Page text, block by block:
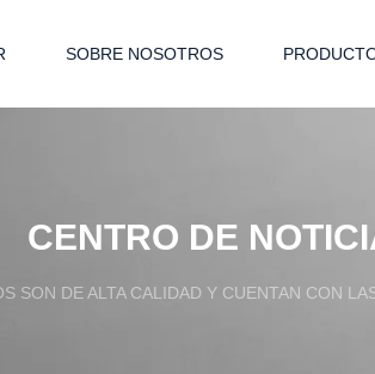
SOBRE NOSOTROS
CENTRO DE
SON DE ALTA CALIDAD Y CUENTAN CON